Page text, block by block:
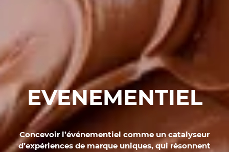
EVENEMENTIEL
Concevoir l’événementiel comme un catalyseur
d’expériences de marque uniques, qui résonnent